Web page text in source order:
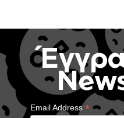
Email Address*